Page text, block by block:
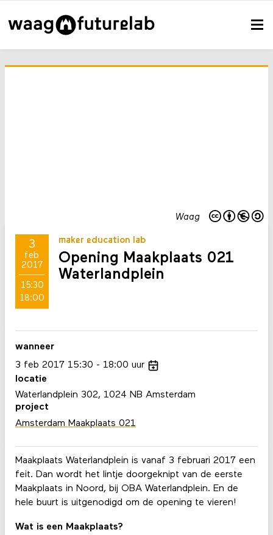
Waag
3
feb
2017
15:30
18:00
maker education lab
Opening Maakplaats 021
Waterlandplein
Maakplaats Waterlandplein is vanaf 3 februari 2017 een
feit. Dan wordt het lintje doorgeknipt van de eerste
Maakplaats in Noord, bij OBA Waterlandplein. En de
hele buurt is uitgenodigd om de opening te vieren!
Wat is een Maakplaats?
wanneer
3 feb 2017 15:30 18:00 uur
locatie
Waterlandplein 302, 1024 NB Amsterdam
project
Amsterdam Maakplaats 021